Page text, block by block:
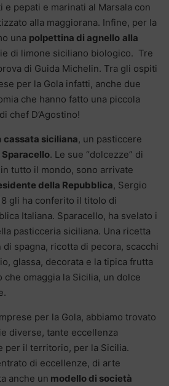
e pepati e marinati al Marsala con
alla maggiorana. Infine, per la
una polpettina di agnello alla
di limone siciliano biologico. Tre
di Guida Michelin. Tra gli ospiti
per la Gola infatti, anche due
che hanno fatto una piccola
chef D’Agostino!
cassata siciliana, un pasticcere
Sparacello. Le sue “dolcezze” di
tutto il mondo, sono arrivate
della Repubblica, Sergio
gli ha conferito il titolo di
Italiana. Sparacello, ha svelato i
pasticceria siciliana. Una ricetta
spagna, ricotta di pecora, scacchi
glassa, decorata e la tipica frutta
che omaggia la Sicilia, un dolce
per la Gola, abbiamo trovato
diverse, tante eccellenza
per il territorio, per la Sicilia.
di eccellenze, di arte
anche un modello di società